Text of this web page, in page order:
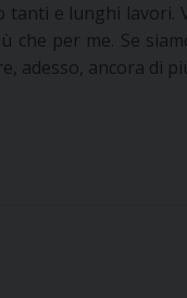
tanti e lunghi
che per me. Se
adesso, ancora di